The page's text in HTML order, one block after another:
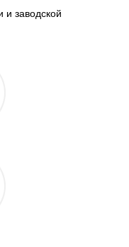
заводской